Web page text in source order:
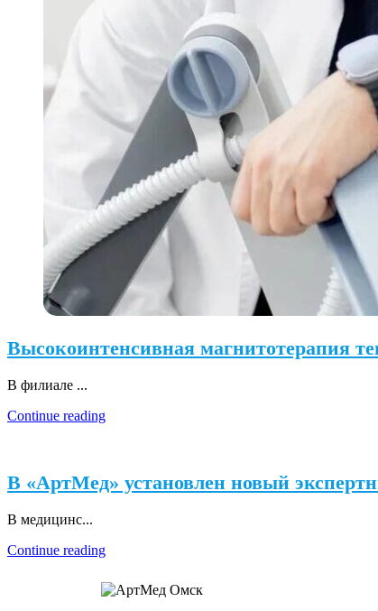
Высокоинтенсивная магнитотерапия
В филиале ...
Continue reading
В «АртМед» установлен новый
В медицинс...
Continue reading